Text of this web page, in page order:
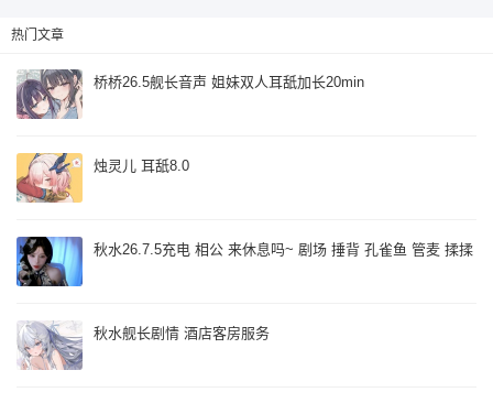
热门文章
桥桥26.5舰长音声 姐妹双人耳舐加长20min
烛灵儿 耳舐8.0
秋水26.7.5充电 相公 来休息吗~ 剧场 捶背 孔雀鱼 管麦 揉揉
秋水舰长剧情 酒店客房服务